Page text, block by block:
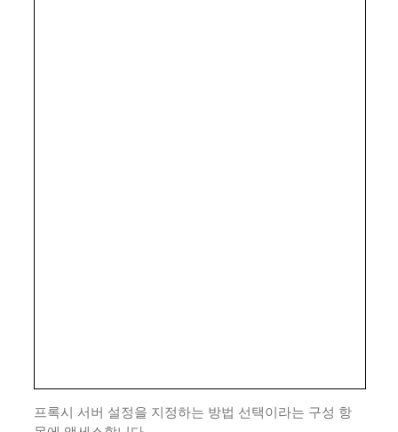
프록시 서버 설정을 지정하는 방법 선택이라는 구성 항